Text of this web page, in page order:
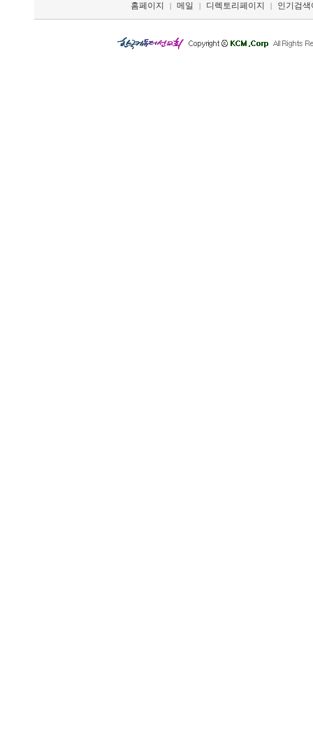
홈페이지 | 메일 | 디렉토리페이지 | 인기검색